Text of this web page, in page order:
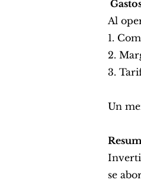
Al
1.
2.
3.
Un
se